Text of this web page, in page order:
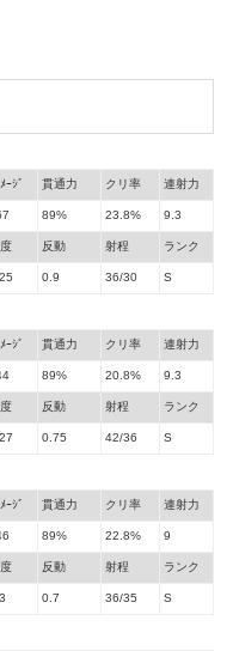
ｰｼﾞ 貫通力 クリ率 連射力
89% 23.8% 9.3
反動 射程 ランク
0.9 36/30 S
ｰｼﾞ 貫通力 クリ率 連射力
89% 20.8% 9.3
反動 射程 ランク
0.75 42/36 S
ｰｼﾞ 貫通力 クリ率 連射力
89% 22.8% 9
反動 射程 ランク
0.7 36/35 S